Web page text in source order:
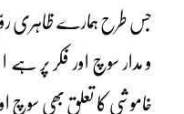
جس طرح ہمارے ظاہری
و مدار سوچ اور فکر پر
خاموشی کا تعلق بھی سوچ